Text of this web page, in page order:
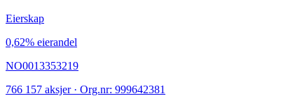
Eierskap
0,62% eierandel
NO0013353219
766 157 aksjer · Org.nr: 999642381